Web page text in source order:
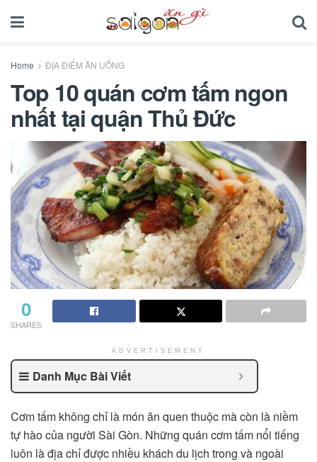
Home ĐỊA ĐIỂM ĂN UỐNG
Top 10 quán cơm tấm ngon
nhất tại quận Thủ Đức
0
SHARES
ADVERTISEMENT
Danh Mục Bài Viết
Cơm tấm không chỉ là món ăn quen thuộc mà còn là niềm
tự hào của người Sài Gòn. Những quán cơm tấm nổi tiếng
luôn là địa chỉ được nhiều khách du lịch trong và ngoài